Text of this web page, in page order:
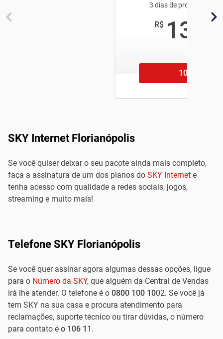
3 dias de programação
R$ 13
106 11
SKY Internet Florianópolis
Se você quiser deixar o seu pacote ainda mais completo,
faça a assinatura de um dos planos do SKY Internet e
tenha acesso com qualidade a redes sociais, jogos,
streaming e muito mais!
Telefone SKY Florianópolis
Se você quer assinar agora algumas dessas opções, ligue
para o Número da SKY, que alguém da Central de Vendas
irá lhe atender. O telefone é o 0800 100 1002. Se você já
tem SKY na sua casa e procura atendimento para
reclamações, suporte técnico ou tirar dúvidas, o número
para contato é o 106 1 1.